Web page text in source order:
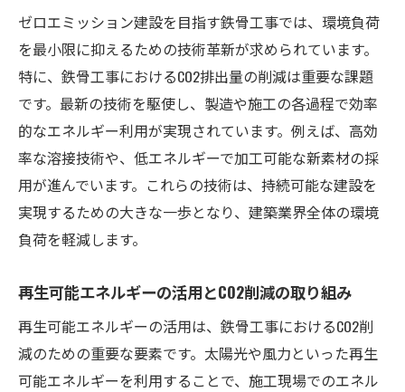
ゼロエミッション建設を目指す鉄骨工事では、環境負荷
を最小限に抑えるための技術革新が求められています。
特に、鉄骨工事におけるCO2排出量の削減は重要な課題
です。最新の技術を駆使し、製造や施工の各過程で効率
的なエネルギー利用が実現されています。例えば、高効
率な溶接技術や、低エネルギーで加工可能な新素材の採
用が進んでいます。これらの技術は、持続可能な建設を
実現するための大きな一歩となり、建築業界全体の環境
負荷を軽減します。
再生可能エネルギーの活用とCO2削減の取り組み
再生可能エネルギーの活用は、鉄骨工事におけるCO2削
減のための重要な要素です。太陽光や風力といった再生
可能エネルギーを利用することで、施工現場でのエネル